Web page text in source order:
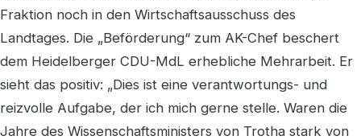
Fraktion noch in den Wirtschaftsausschuss des
Landtages. Die „Beförderung“ zum AK-Chef beschert
dem Heidelberger CDU-MdL erhebliche Mehrarbeit. Er
sieht das positiv: „Dies ist eine verantwortungs- und
reizvolle Aufgabe, der ich mich gerne stelle. Waren die
Jahre des Wissenschaftsministers von Trotha stark von